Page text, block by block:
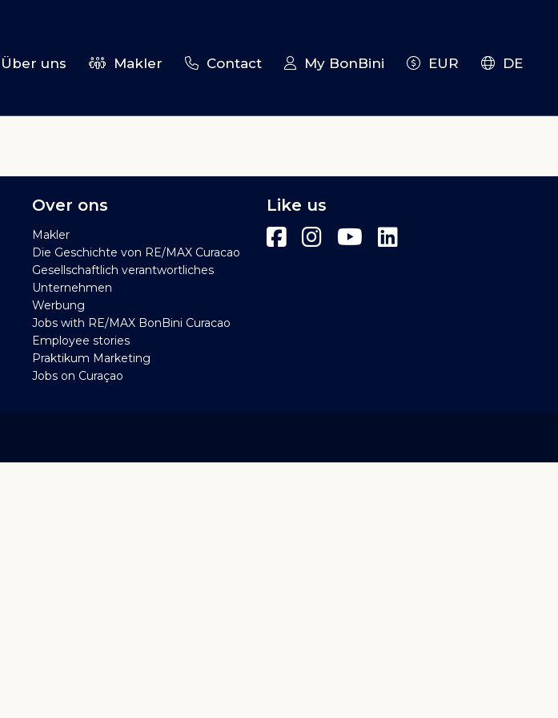
Über uns Makler Contact My BonBini EUR DE
Over ons
Makler
Die Geschichte von RE/MAX Curacao
Gesellschaftlich verantwortliches
Unternehmen
Werbung
Jobs with RE/MAX BonBini Curacao
Employee stories
Praktikum Marketing
Jobs on Curaçao
Like us